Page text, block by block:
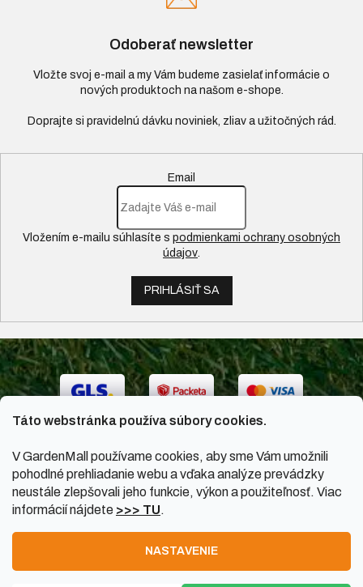
Táto webstránka používa súbory cookies.
V GardenMall používame cookies, aby sme Vám umožnili
pohodlné prehliadanie webu a vďaka analýze prevádzky
neustále zlepšovali jeho funkcie, výkon a použiteľnosť. Viac
informácií nájdete >>> TU.
NASTAVENIE
Odoberať newsletter
Vložte svoj e-mail a my Vám budeme zasielať informácie o
nových produktoch na našom e-shope.
Email
Vložením e-mailu súhlasíte s podmienkami ochrany osobných
údajov.
PRIHLÁSIŤ SA